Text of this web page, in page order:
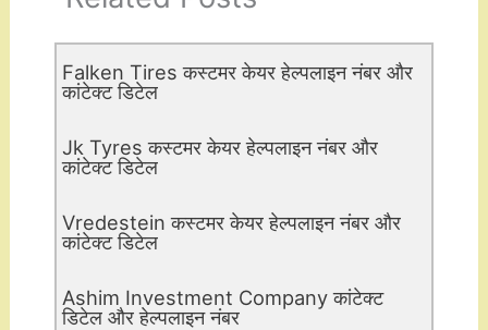
Falken Tires कस्टमर केयर हेल्पलाइन नंबर और
कांटेक्ट डिटेल
Jk Tyres कस्टमर केयर हेल्पलाइन नंबर और
कांटेक्ट डिटेल
Vredestein कस्टमर केयर हेल्पलाइन नंबर और
कांटेक्ट डिटेल
Ashim Investment Company कांटेक्ट
डिटेल और हेल्पलाइन नंबर